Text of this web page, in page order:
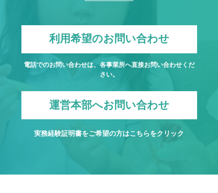
利用希望のお問い合わせ
電話でのお問い合わせは、各事業所へ直接お問い合わせくだ
さい。
運営本部へお問い合わせ
実務経験証明書をご希望の方はこちらをクリック